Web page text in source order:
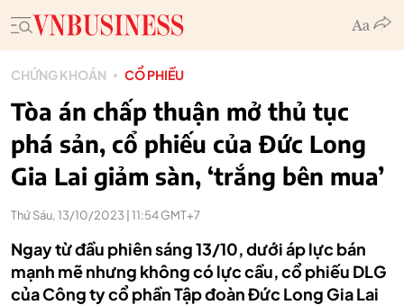
CHỨNG KHOÁN CỔ PHIẾU
Tòa án chấp thuận mở thủ tục
phá sản, cổ phiếu của Đức Long
Gia Lai giảm sàn, ‘trắng bên mua’
Thứ Sáu, 13/10/2023 | 11:54 GMT+7
Ngay từ đầu phiên sáng 13/10, dưới áp lực bán
mạnh mẽ nhưng không có lực cầu, cổ phiếu DLG
của Công ty cổ phần Tập đoàn Đức Long Gia Lai